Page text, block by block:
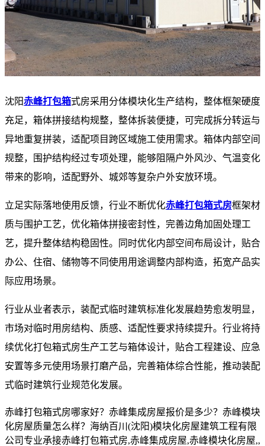
沈阳赤峰打包箱式房采用分体模块化生产结构，整体框架硬度
充足，箱体拼接结构规整，整体拆装便捷，可完成拆分转运与
异地重复拼装，适配项目跨区域施工使用需求。箱体内部空间
规整，围护结构经过专项处理，能够阻隔户外风沙、气温变化
带来的影响，适配野外、城郊等复杂户外安放环境。
立足实际落地使用反馈，行业不断优化赤峰打包箱式房框架材
质与围护工艺，优化箱体拼接密封性，完善边角加固处理工
艺，提升整体结构稳固性。同时优化内部空间布局设计，贴合
办公、住宿、储物等不同使用用途调整内部构造，拓宽产品实
际应用场景。
行业从业者表示，装配式临时建筑标准化发展趋势愈发明显，
市场对临时用房结构、质感、适配性要求持续提升。行业将持
续优化打包箱式房生产工艺与箱体设计，贴合工程建设、应急
安置等多元使用场景打磨产品，完善箱体综合性能，推动装配
式临时建筑行业规范化发展。
赤峰打包箱式房哪家好？赤峰集成房屋报价是多少？赤峰模块
化房屋质量怎么样？海纳百川(沈阳)模块化房屋建筑工程有限
公司专业承接赤峰打包箱式房,赤峰集成房屋,赤峰模块化房屋,,